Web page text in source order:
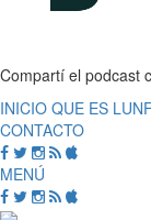
Compartí el podcast
INICIO QUE ES
CONTACTO
MENÚ